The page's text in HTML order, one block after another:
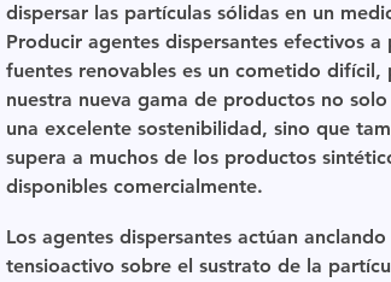
dispersar las partículas sólidas en un
Producir agentes dispersantes efectivos a
fuentes renovables es un cometido difícil,
nuestra nueva gama de productos no
una excelente sostenibilidad, sino que
supera a muchos de los productos
disponibles comercialmente.
Los agentes dispersantes actúan anclando
tensioactivo sobre el sustrato de la